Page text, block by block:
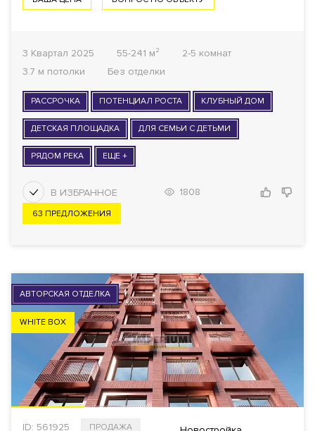
3 Квартал 2025 55-241 м²
2-5 комнат
3.7 м потолки
Без отделки
РАССРОЧКА ПОТЕНЦИАЛ РОСТА КЛУБНЫЙ ДОМ
ДЕТСКАЯ ПЛОЩАДКА ДЛЯ СЕМЬИ С ДЕТЬМИ
РЯДОМ РЕКА ЕЩЕ +
1808
63 ПРЕДЛОЖЕНИЯ
АВТОРСКАЯ ОТДЕЛКА
WHITE BOX
ID: 561925 ПРОДАЖА